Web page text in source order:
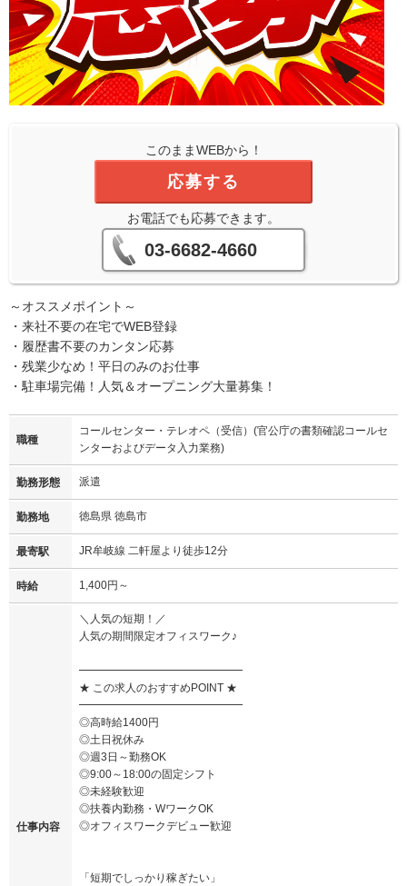
このままWEBから！
応募する
お電話でも応募できます。
03-6682-4660
～オススメポイント～
・来社不要の在宅でWEB登録
・履歴書不要のカンタン応募
・残業少なめ！平日のみのお仕事
・駐車場完備！人気＆オープニング大量募集！
職種
コールセンター・テレオペ（受信）(官公庁の書類確認コールセ
ンターおよびデータ入力業務)
勤務形態 派遣
勤務地 徳島県 徳島市
最寄駅 JR牟岐線 二軒屋より徒歩12分
時給 1,400円～
仕事内容
＼人気の短期！／
人気の期間限定オフィスワーク♪
━━━━━━━━━━━━━━━
★ この求人のおすすめPOINT ★
━━━━━━━━━━━━━━━
◎高時給1400円
◎土日祝休み
◎週3日～勤務OK
◎9:00～18:00の固定シフト
◎未経験歓迎
◎扶養内勤務・WワークOK
◎オフィスワークデビュー歓迎
「短期でしっかり稼ぎたい」